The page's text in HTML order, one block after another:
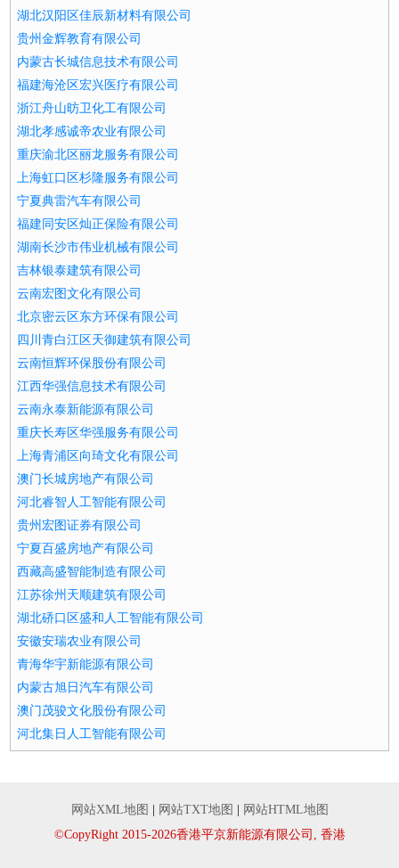
湖北汉阳区佳辰新材料有限公司
贵州金辉教育有限公司
内蒙古长城信息技术有限公司
福建海沧区宏兴医疗有限公司
浙江舟山昉卫化工有限公司
湖北孝感诚帝农业有限公司
重庆渝北区丽龙服务有限公司
上海虹口区杉隆服务有限公司
宁夏典雷汽车有限公司
福建同安区灿正保险有限公司
湖南长沙市伟业机械有限公司
吉林银泰建筑有限公司
云南宏图文化有限公司
北京密云区东方环保有限公司
四川青白江区天御建筑有限公司
云南恒辉环保股份有限公司
江西华强信息技术有限公司
云南永泰新能源有限公司
重庆长寿区华强服务有限公司
上海青浦区向琦文化有限公司
澳门长城房地产有限公司
河北睿智人工智能有限公司
贵州宏图证券有限公司
宁夏百盛房地产有限公司
西藏高盛智能制造有限公司
江苏徐州天顺建筑有限公司
湖北硚口区盛和人工智能有限公司
安徽安瑞农业有限公司
青海华宇新能源有限公司
内蒙古旭日汽车有限公司
澳门茂骏文化股份有限公司
河北集日人工智能有限公司
网站XML地图 网站TXT地图
网站HTML地图
©CopyRight 2015-2026香港平京新能源有限公司, 香港